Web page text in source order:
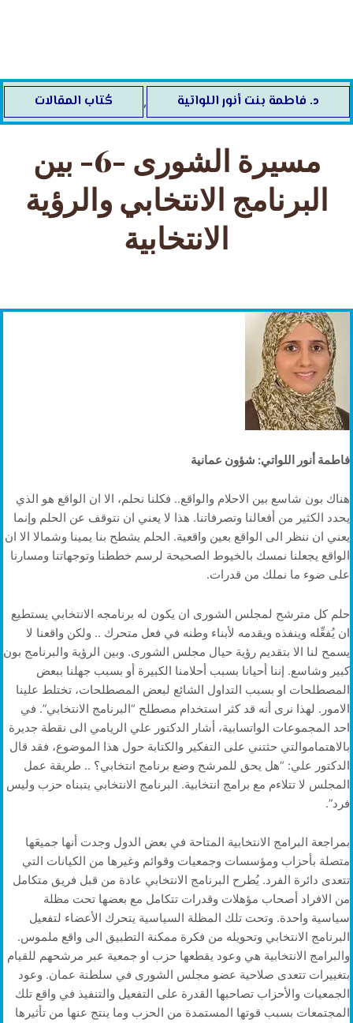
د. فاطمة بنت أنور اللواتية , كُتاب المقالات
مسيرة الشورى -6- بين
البرنامج الانتخابي والرؤية
الانتخابية
فاطمة أنور اللواتي: شؤون عمانية
هناك بون شاسع بين الاحلام والواقع.. فكلنا نحلم، الا ان الواقع هو الذي
يحدد الكثير من أفعالنا وتصرفاتنا. هذا لا يعني ان نتوقف عن الحلم وإنما
يعني ان ننظر الى الواقع بعين واقعية. الحلم يشطح بنا يمينا وشمالا الا ان
الواقع يجعلنا نمسك بالخيوط الصحيحة لرسم خططنا وتوجهاتنا ومسارنا
على ضوء ما نملك من قدرات.
حلم كل مترشح لمجلس الشورى ان يكون له برنامجه الانتخابي يستطيع
ان يُفعِّله وينفذه ويقدمه لأبناء وطنه في فعل متحرك .. ولكن واقعنا لا
يسمح لنا الا بتقديم رؤية حيال مجلس الشورى. وبين الرؤية والبرنامج بون
كبير وشاسع. إننا أحيانا بسبب أحلامنا الكبيرة أو بسبب جهلنا ببعض
المصطلحات او بسبب التداول الشائع لبعض المصطلحات، تختلط علينا
الامور. لهذا نرى أنه قد كثر استخدام مصطلح “البرنامج الانتخابي”. في
احد المجموعات الواتسابية، أشار الدكتور علي الريامي الى نقطة جديرة
بالاهتماموالتي حثتني على التفكير والكتابة حول هذا الموضوع، فقد قال
الدكتور علي: “هل يحق للمرشح وضع برنامج انتخابي؟ .. طريقة عمل
المجلس لا تتلاءم مع برامج انتخابية. البرنامج الانتخابي يتبناه حزب وليس
فرد”.
بمراجعة البرامج الانتخابية المتاحة في بعض الدول وجدت أنها جميعَها
متصلة بأحزاب ومؤسسات وجمعيات وقوائم وغيرها من الكيانات التي
تتعدى دائرة الفرد. يُطرح البرنامج الانتخابي عادة من قبل فريق متكامل
من الافراد أصحاب مؤهلات وقدرات تتكامل مع بعضها تحت مظلة
سياسية واحدة. وتحت تلك المظلة السياسية يتحرك الأعضاء لتفعيل
البرنامج الانتخابي وتحويله من فكرة ممكنة التطبيق الى واقع ملموس.
والبرامج الانتخابية هي وعود يقطعها حزب او جمعية عبر مرشحهم للقيام
بتغييرات تتعدى صلاحية عضو مجلس الشورى في سلطنة عمان. وعود
الجمعيات والأحزاب تصاحبها القدرة على التفعيل والتنفيذ في واقع تلك
المجتمعات بسبب قوتها المستمدة من الحزب وما ينتج عنها من تأثيرها